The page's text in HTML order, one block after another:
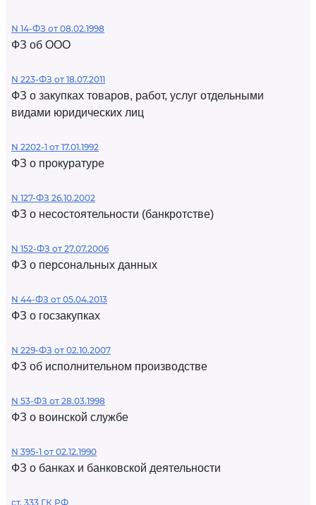
N 14-ФЗ от 08.02.1998
ФЗ об ООО
N 223-ФЗ от 18.07.2011
ФЗ о закупках товаров, работ, услуг отдельными
видами юридических лиц
N 2202-1 от 17.01.1992
ФЗ о прокуратуре
N 127-ФЗ 26.10.2002
ФЗ о несостоятельности (банкротстве)
N 152-ФЗ от 27.07.2006
ФЗ о персональных данных
N 44-ФЗ от 05.04.2013
ФЗ о госзакупках
N 229-ФЗ от 02.10.2007
ФЗ об исполнительном производстве
N 53-ФЗ от 28.03.1998
ФЗ о воинской службе
N 395-1 от 02.12.1990
ФЗ о банках и банковской деятельности
ст. 333 ГК РФ